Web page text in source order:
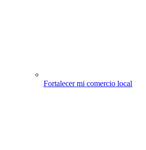
Fortalecer mi comercio local